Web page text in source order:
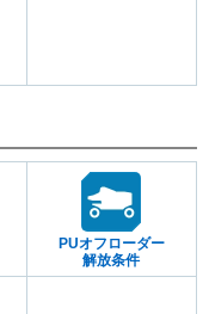
PUオフローダー
解放条件